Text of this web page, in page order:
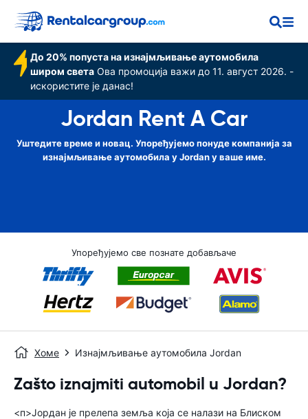
До 20% попуста на изнајмљивање аутомобила
широм света Ова промоција важи до 11. август 2026. -
искористите је данас!
Jordan Rent A Car
Уштедите време и новац. Упоређујемо понуде компанија за
изнајмљивање аутомобила у Jordan у ваше име.
Упоређујемо све познате добављаче
Хоме Изнајмљивање аутомобила Jordan
Zašto iznajmiti automobil u Jordan?
<п>Јордан је прелепа земља која се налази на Блиском